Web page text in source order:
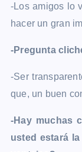
-Los amigos lo
hacer un gran
-Pregunta
-Ser
que, un buen
-Hay muchas
usted estará